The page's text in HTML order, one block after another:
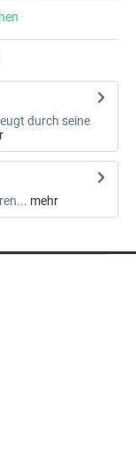
durch seine
mehr